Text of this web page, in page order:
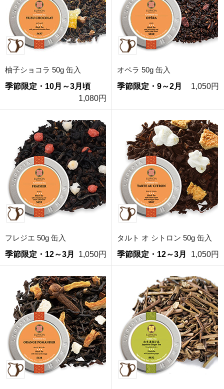
柚子ショコラ 50g 缶入
季節限定・10月～3月頃
1,080円
オペラ 50g 缶入
季節限定・9～2月
1,050円
フレジエ 50g 缶入
季節限定・12～3月
1,050円
タルト オ シトロン 50g 缶入
季節限定・12～3月
1,050円